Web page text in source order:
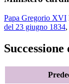
Papa Gregorio XVI
del 23 giugno 1834